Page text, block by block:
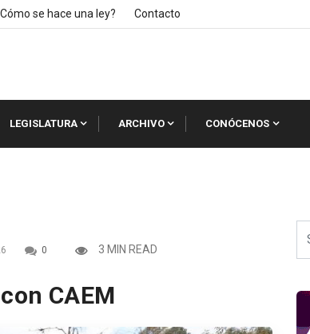
se hace una ley? Contacto
LEGISLATURA ARCHIVO CONÓCENOS
0 3 MIN READ
CAEM